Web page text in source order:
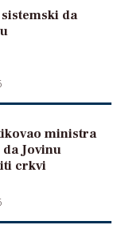
da
ministra
Jovinu
crkvi